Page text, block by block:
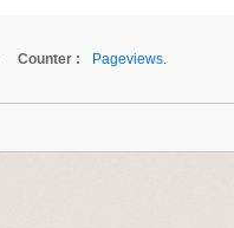
Counter :
Pageviews.